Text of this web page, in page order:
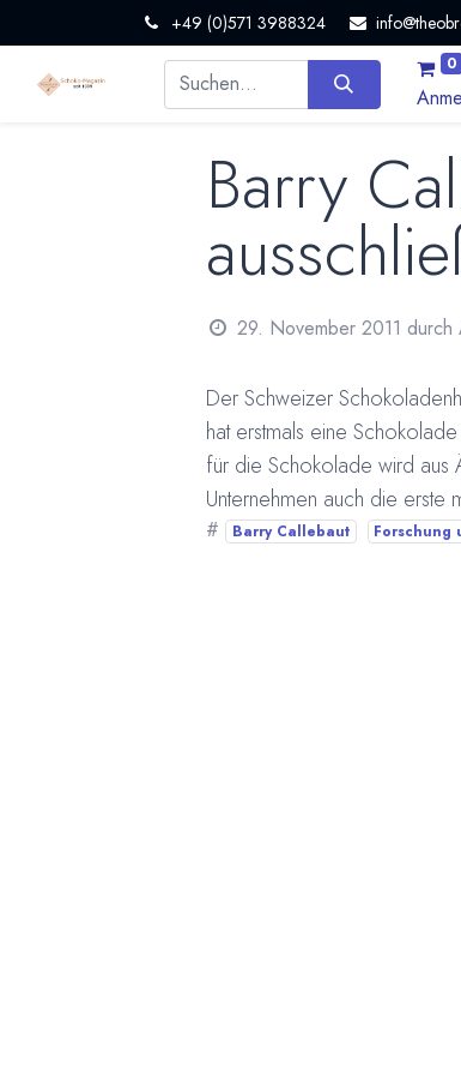
+49 (0)571 3988324
0
Barry
29. November 2011 durch
Der Schweizer
hat erstmals eine
für die Schokolade wird aus
Unternehmen auch die erste
# Barry Callebaut Forschung